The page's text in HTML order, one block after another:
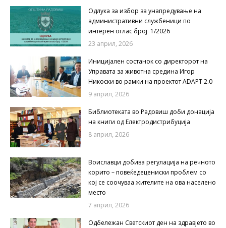
Одлука за избор за унапредување на
административни службеници по
интерен оглас број 1/2026
23 април, 2026
Иницијален состанок со директорот на
Управата за животна средина Игор
Никоски во рамки на проектот ADAPT 2.0
9 април, 2026
Библиотеката во Радовиш доби донација
на книги од Електродистрибуција
8 април, 2026
Воиславци добива регулација на речното
корито – повеќедецениски проблем со
кој се соочуваа жителите на ова населено
место
7 април, 2026
Одбележан Светскиот ден на здравјето во